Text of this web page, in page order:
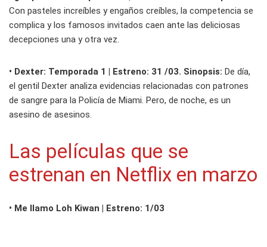
Con pasteles increíbles y engaños creíbles, la competencia se
complica y los famosos invitados caen ante las deliciosas
decepciones una y otra vez.
• Dexter: Temporada 1 | Estreno: 31 /03. Sinopsis: De día,
el gentil Dexter analiza evidencias relacionadas con patrones
de sangre para la Policía de Miami. Pero, de noche, es un
asesino de asesinos.
Las películas que se
estrenan en Netflix en marzo
• Me llamo Loh Kiwan | Estreno: 1/03